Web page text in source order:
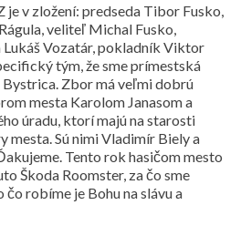
je v zložení: predseda Tibor Fusko,
veliteľ Michal Fusko,
Lukáš Vozatár, pokladník Viktor
tým, že sme prímestská
Bystrica. Zbor má veľmi dobrú
mesta Karolom Janasom a
úradu, ktorí majú na starosti
mesta. Sú nimi Vladimír Biely a
Tento rok hasičom mesto
Škoda Roomster, za čo sme
robíme je Bohu na slávu a